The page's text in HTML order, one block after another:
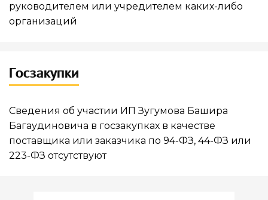
руководителем или учредителем каких-либо
организаций
Госзакупки
Сведения об участии ИП Зугумова Башира
Багаудиновича в госзакупках в качестве
поставщика или заказчика по 94-ФЗ, 44-ФЗ или
223-ФЗ отсутствуют